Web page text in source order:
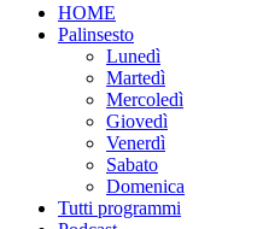
HOME
Palinsesto
Lunedì
Martedì
Mercoledì
Giovedì
Venerdì
Sabato
Domenica
Tutti programmi